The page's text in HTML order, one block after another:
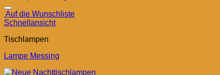
Auf die Wunschliste
Schnellansicht
Tischlampen
Lampe Messing